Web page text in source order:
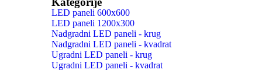
LED paneli 600x600
LED paneli 1200x300
Nadgradni LED paneli - krug
Nadgradni LED paneli - kvadrat
Ugradni LED paneli - krug
Ugradni LED paneli - kvadrat